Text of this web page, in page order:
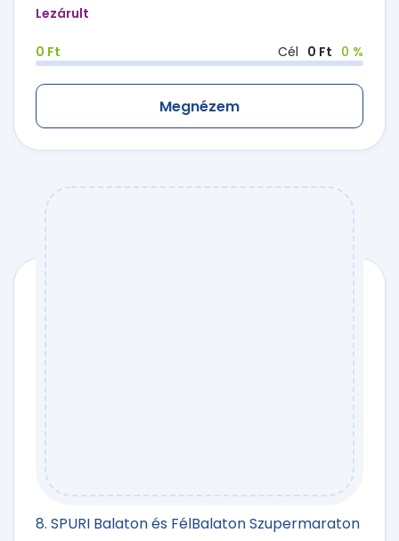
Lezárult
0 Ft Cél 0 Ft 0 %
Megnézem
8. SPURI Balaton és FélBalaton Szupermaraton